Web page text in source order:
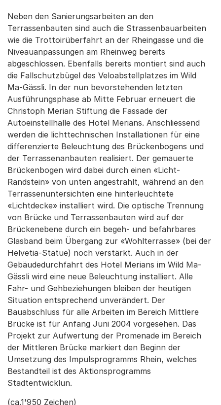
Neben den Sanierungsarbeiten an den
Terrassenbauten sind auch die Strassenbauarbeiten
wie die Trottoirüberfahrt an der Rheingasse und die
Niveauanpassungen am Rheinweg bereits
abgeschlossen. Ebenfalls bereits montiert sind auch
die Fallschutzbügel des Veloabstellplatzes im Wild
Ma-Gässli. In der nun bevorstehenden letzten
Ausführungsphase ab Mitte Februar erneuert die
Christoph Merian Stiftung die Fassade der
Autoeinstellhalle des Hotel Merians. Anschliessend
werden die lichttechnischen Installationen für eine
differenzierte Beleuchtung des Brückenbogens und
der Terrassenanbauten realisiert. Der gemauerte
Brückenbogen wird dabei durch einen «Licht-
Randstein» von unten angestrahlt, während an den
Terrassenuntersichten eine hinterleuchtete
«Lichtdecke» installiert wird. Die optische Trennung
von Brücke und Terrassenbauten wird auf der
Brückenebene durch ein begeh- und befahrbares
Glasband beim Übergang zur «Wohlterrasse» (bei der
Helvetia-Statue) noch verstärkt. Auch in der
Gebäudedurchfahrt des Hotel Merians im Wild Ma-
Gässli wird eine neue Beleuchtung installiert. Alle
Fahr- und Gehbeziehungen bleiben der heutigen
Situation entsprechend unverändert. Der
Bauabschluss für alle Arbeiten im Bereich Mittlere
Brücke ist für Anfang Juni 2004 vorgesehen. Das
Projekt zur Aufwertung der Promenade im Bereich
der Mittleren Brücke markiert den Beginn der
Umsetzung des Impulsprogramms Rhein, welches
Bestandteil ist des Aktionsprogramms
Stadtentwicklun.
(ca.1'950 Zeichen)